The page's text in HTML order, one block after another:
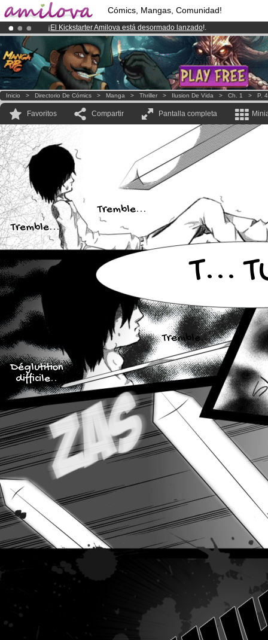
Cómics, Mangas, Comunidad!
¡ El Kickstarter Amilova está desormado lanzado!.
¡Ya tenemos 100000miembrosy 1000Cómics y Mangas!.
¡Conviertete en Premium por3.95 euros al mes!Hazte Premium ya
Inicio > Directorio De Cómics > Manga > Thriller > Ilusion De Vida > Ch. 1 > P. 4
Favoritos Compartir Pantalla completa
Tremble...
Tremble...
T...
Déglutition
difficile..
Tremble...